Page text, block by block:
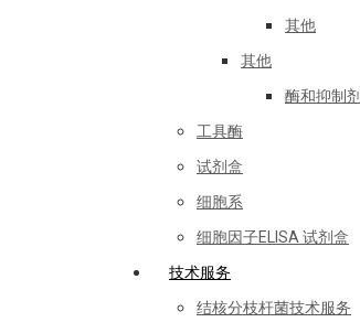
其他
其他
酶和抑制剂
工具酶
试剂盒
细胞系
细胞因子ELISA 试剂盒
技术服务
结核分枝杆菌技术服务